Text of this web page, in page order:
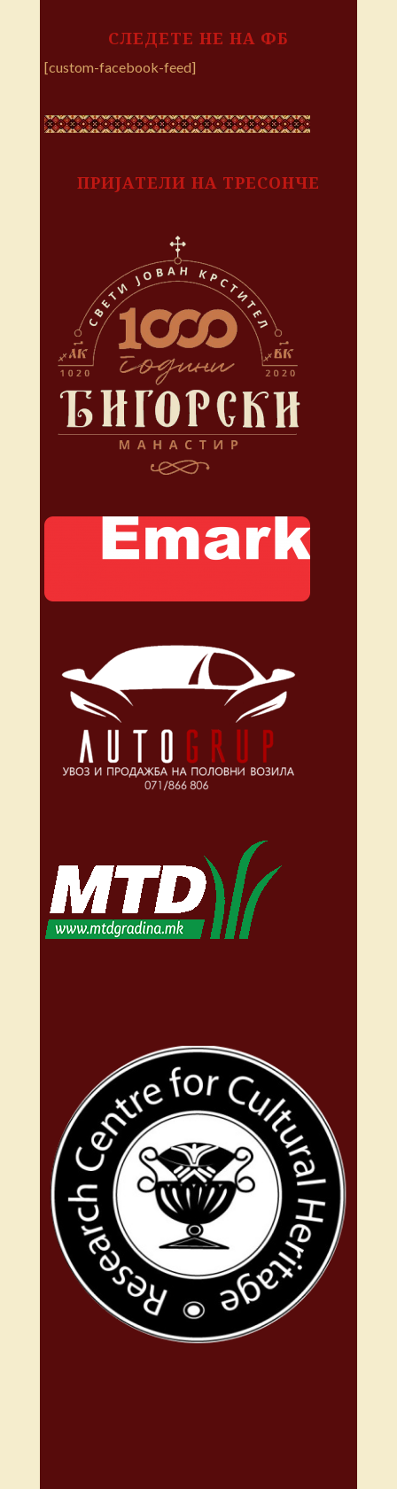
СЛЕДЕТЕ НЕ НА ФБ
[custom-facebook-feed]
ПРИЈАТЕЛИ НА ТРЕСОНЧЕ